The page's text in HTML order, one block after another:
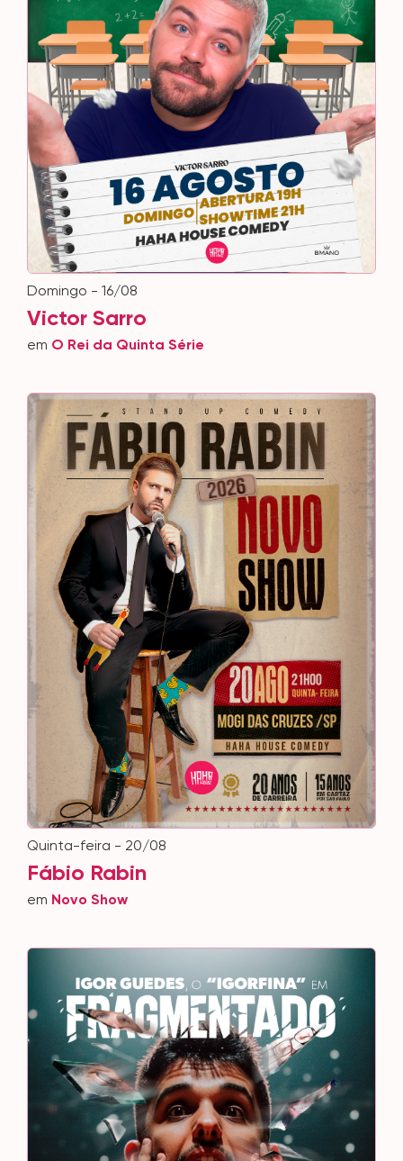
domingo - 16/08
Victor Sarro
em O Rei da Quinta Série
quinta-feira - 20/08
Fábio Rabin
em Novo Show